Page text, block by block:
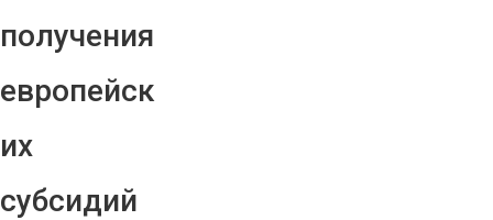
получения
европейск
их
субсидий